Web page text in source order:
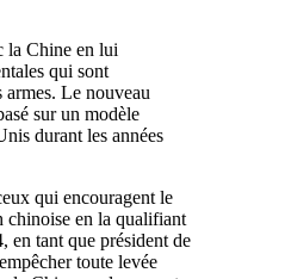
la Chine en lui
qui sont
Le nouveau
sur un modèle
durant les années
qui encouragent le
chinoise en la qualifiant
en tant que président de
toute levée